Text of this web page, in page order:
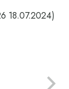
18.07.2024)